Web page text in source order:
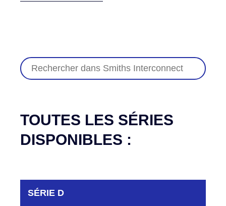
TOUTES LES SÉRIES
DISPONIBLES :
SÉRIE D